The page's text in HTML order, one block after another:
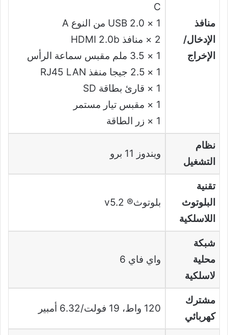
منافذ
الإدخال/
الإخراج
C
1 × USB 2.0 من النوع A
2 × منافذ HDMI 2.0b
1 × 3.5 ملم مقبس سماعة الرأس
1 × 2.5 جيجا منفذ RJ45 LAN
1 × قارئ بطاقة SD
1 × مقبس تيار مستمر
1 × زر الطاقة
نظام
التشغيل
ويندوز 11 برو
تقنية
البلوتوث
اللاسلكية
بلوتوث® v5.2
شبكة
محلية
لاسلكية
واي فاي 6
مشترك
كهربائي
120 واط، 19 فولت/6.32 أمبير